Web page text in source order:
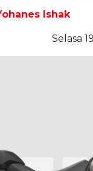
Ishak
Selasa